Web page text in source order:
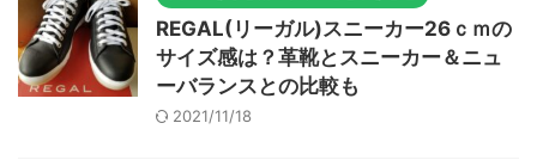
REGAL(リーガル)スニーカー26ｃｍの
サイズ感は？革靴とスニーカー＆ニュ
ーバランスとの比較も
2021/11/18